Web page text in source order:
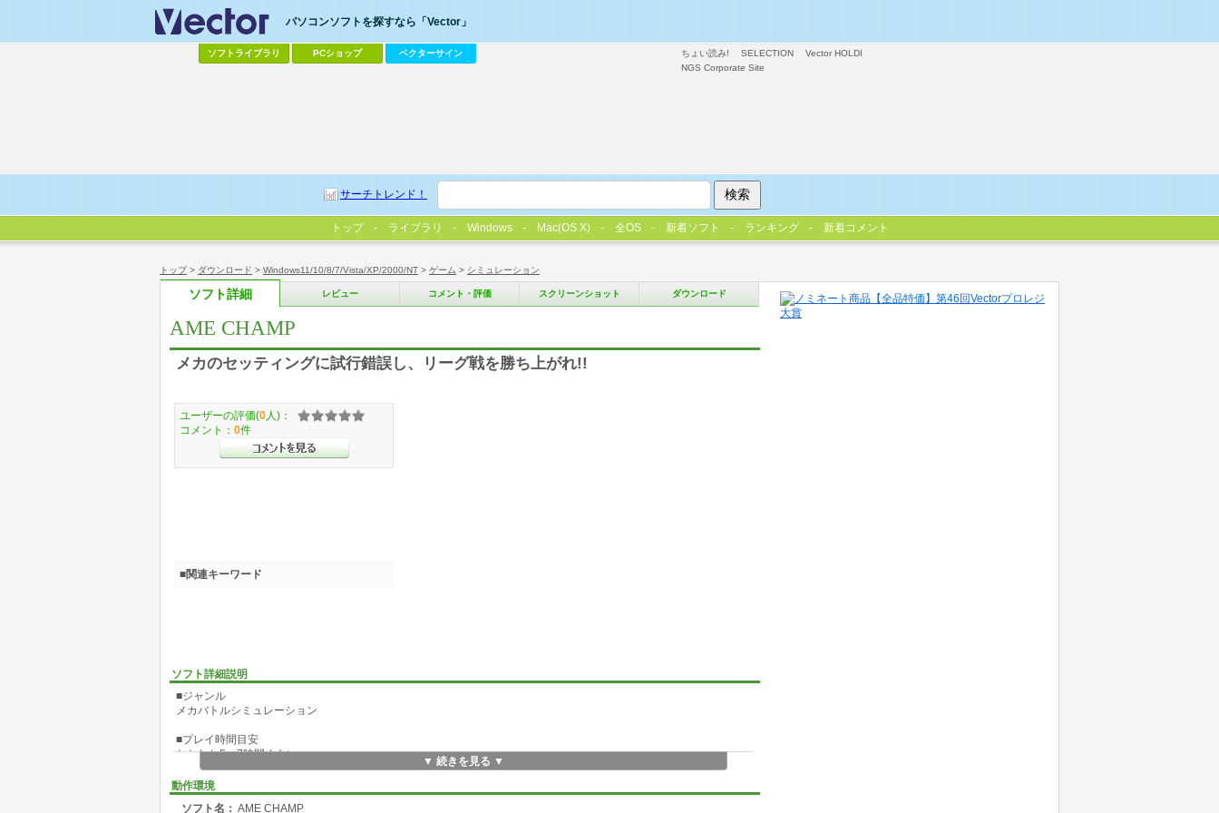
トップ> ダウンロード > Windows11/10/8/7/Vista/XP/2000/NT > ゲーム > シミュレーション
ソフト詳細 レビュー コメント・評価 スクリーンショット ダウンロード
AME CHAMP
メカのセッティングに試行錯誤し、リーグ戦を勝ち上がれ!!
ソフト詳細説明
■ジャンル
メカバトルシミュレーション
■プレイ時間目安
おおむね5～7時間くらい
■制作ツール
WOLF RPGエディター(ウディタ)
▼ 続きを見る ▼
動作環境
ソフト名： AME CHAMP
ユーザーの評価(0 人)：
コメント： 0件
■関連キーワード
ちょい読み! SELECTION
Vector HOLDI
NGS Corporate Site
パソコンソフトを探すなら「Vector」
ソフトライブラリ PCショップ ベクターサイン
サーチトレンド！
トップ ライブラリ Windows Mac(OS X) 全OS 新着ソフト ランキング 新着コメント